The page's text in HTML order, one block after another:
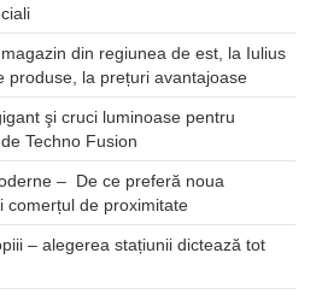
din regiunea de est, la Iulius
produse, la prețuri avantajoase
şi cruci luminoase pentru
Techno Fusion
– De ce preferă noua
comerțul de proximitate
– alegerea stațiunii dictează tot